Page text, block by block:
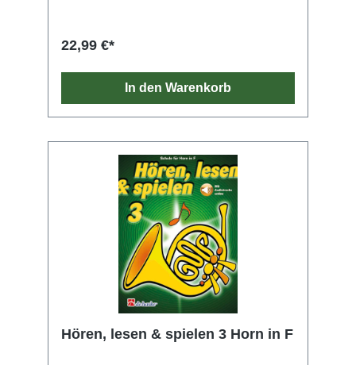
zugeschnitten, ermöglichen die sorgfältig
Spielerfahrung mit klassischer Musik. Die
Stücke umfassen verschiedene Stilrichtungen
enthält sowohl Klavierbegleitungen als auch
Demo- und Mitspielaufnahmen, die online im
MP3-Format verfügbar sind.
22,99 €*
In den Warenkorb
Hören, lesen & spielen 3 Horn in F